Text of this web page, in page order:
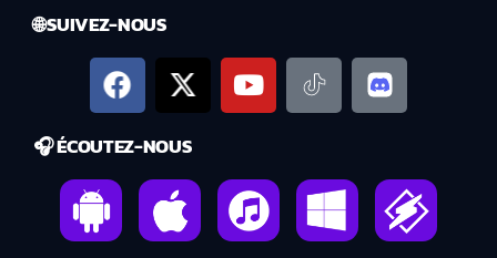
🌐 SUIVEZ-NOUS
🎧 ÉCOUTEZ-NOUS